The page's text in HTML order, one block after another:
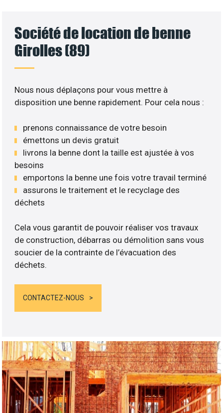
Société de location de benne
Girolles (89)
Nous nous déplaçons pour vous mettre à
disposition une benne rapidement. Pour cela nous :
prenons connaissance de votre besoin
émettons un devis gratuit
livrons la benne dont la taille est ajustée à vos
besoins
emportons la benne une fois votre travail terminé
assurons le traitement et le recyclage des
déchets
Cela vous garantit de pouvoir réaliser vos travaux
de construction, débarras ou démolition sans vous
soucier de la contrainte de l’évacuation des
déchets.
CONTACTEZ-NOUS